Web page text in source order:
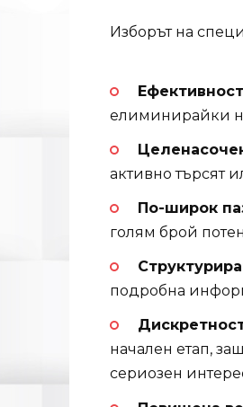
Изборът на
елиминирайки
активно търсят
По-широк
голям брой
подробна
начален етап,
сериозен